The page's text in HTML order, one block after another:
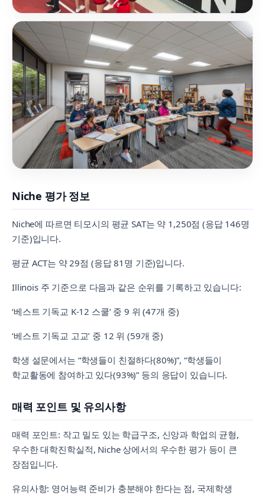
Niche 평가 정보
Niche에 따르면 티모시의 평균 SAT는 약 1,250점 (응답 146명
기준)입니다.
평균 ACT는 약 29점 (응답 81명 기준)입니다.
Illinois 주 기준으로 다음과 같은 순위를 기록하고 있습니다:
‘베스트 기독교 K-12 스쿨’ 중 9 위 (47개 중)
‘베스트 기독교 고교’ 중 12 위 (59개 중)
학생 설문에서는 “학생들이 친절하다(80%)”, “학생들이
학교활동에 참여하고 있다(93%)” 등의 응답이 있습니다.
매력 포인트 및 유의사항
매력 포인트: 작고 밀도 있는 학급구조, 신앙과 학업의 균형,
우수한 대학진학실적, Niche 상에서의 우수한 평가 등이 큰
장점입니다.
유의사항: 영어능력 준비가 충분해야 한다는 점, 국제학생